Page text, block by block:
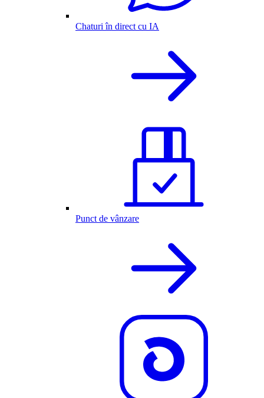
Chaturi în direct cu IA
Punct de vânzare